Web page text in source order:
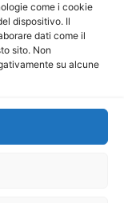
come i cookie
dispositivo. Il
dati come il
sito. Non
su alcune
a r.l. è
al